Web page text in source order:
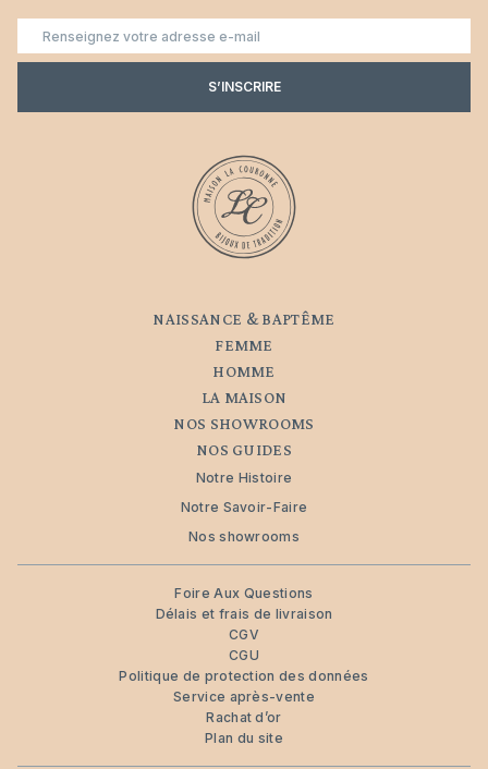
E-
S’INSCRIRE
NAISSANCE & BAPTÊME
FEMME
HOMME
LA MAISON
NOS SHOWROOMS
NOS GUIDES
Notre Histoire
Notre Savoir-Faire
Nos showrooms
Foire Aux Questions
Délais et frais de livraison
CGV
CGU
Politique de protection des données
Service après-vente
Rachat d’or
Plan du site